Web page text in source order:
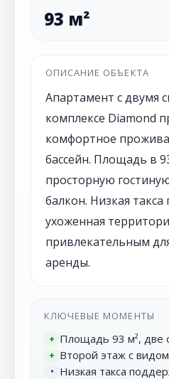
93 м²
ОПИСАНИЕ ОБЪЕКТА
Апартамент с двумя
комплексе Diamond
комфортное
бассейн. Площадь в
просторную
балкон. Низкая
ухоженная
привлекательным
аренды.
КЛЮЧЕВЫЕ МОМЕНТЫ
+ Площадь 93 м², две
+ Второй этаж с
• Низкая такса